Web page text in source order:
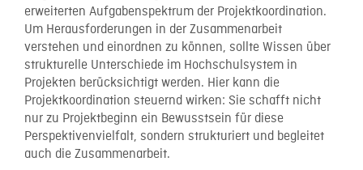
erweiterten Aufgabenspektrum der Projektkoordination.
Um Herausforderungen in der Zusammenarbeit
verstehen und einordnen zu können, sollte Wissen über
strukturelle Unterschiede im Hochschulsystem in
Projekten berücksichtigt werden. Hier kann die
Projektkoordination steuernd wirken: Sie schafft nicht
nur zu Projektbeginn ein Bewusstsein für diese
Perspektivenvielfalt, sondern strukturiert und begleitet
auch die Zusammenarbeit.